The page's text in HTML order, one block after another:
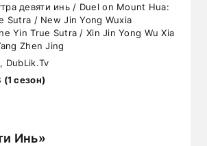
девяти инь / Duel on Mount Hua:
Sutra / New Jin Yong Wuxia
Yin True Sutra / Xin Jin Yong Wu Xia
Zhen Jing
DubLik.Tv
(1 сезон)
Инь»